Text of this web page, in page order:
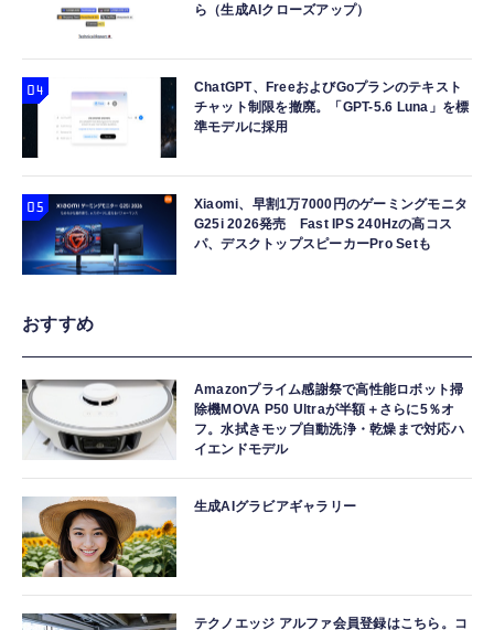
ら（生成AIクローズアップ）
ChatGPT、FreeおよびGoプランのテキスト
チャット制限を撤廃。「GPT-5.6 Luna」を標
準モデルに採用
Xiaomi、早割1万7000円のゲーミングモニタ
G25i 2026発売 Fast IPS 240Hzの高コス
パ、デスクトップスピーカーPro Setも
おすすめ
Amazonプライム感謝祭で高性能ロボット掃
除機MOVA P50 Ultraが半額＋さらに5％オ
フ。水拭きモップ自動洗浄・乾燥まで対応ハ
イエンドモデル
生成AIグラビアギャラリー
テクノエッジ アルファ会員登録はこちら。コ